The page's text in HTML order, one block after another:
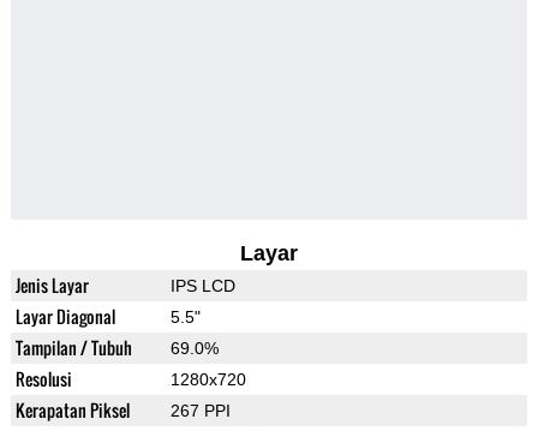
Layar
Jenis Layar IPS LCD
Layar Diagonal 5.5"
Tampilan / Tubuh 69.0%
Resolusi 1280x720
Kerapatan Piksel 267 PPI